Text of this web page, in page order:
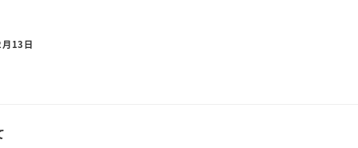
13日